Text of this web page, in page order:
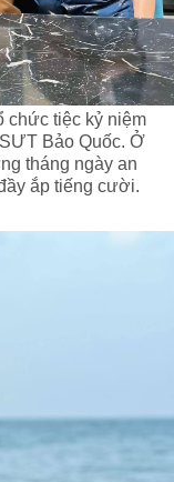
chức tiệc kỷ niệm
Bảo Quốc. Ở
tháng ngày an
ắp tiếng cười.